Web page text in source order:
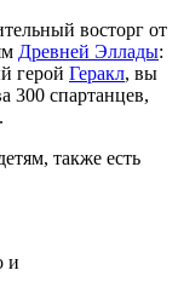
восторг от
Древней Эллады:
герой Геракл, вы
300 спартанцев,
также есть
и